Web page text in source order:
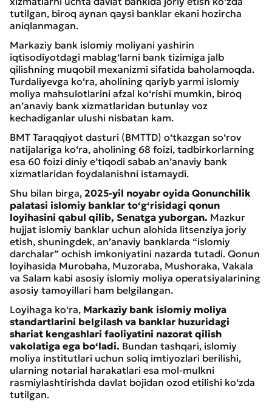
tutilgan, biroq aynan qaysi banklar ekani hozircha
aniqlanmagan.
Markaziy bank islomiy moliyani yashirin
iqtisodiyotdagi mablag‘larni bank tizimiga jalb
qilishning muqobil mexanizmi sifatida baholamoqda.
Turdaliyevga ko‘ra, aholining qariyb yarmi islomiy
moliya mahsulotlarini afzal ko‘rishi mumkin, biroq
an’anaviy bank xizmatlaridan butunlay voz
kechadiganlar ulushi nisbatan kam.
BMT Taraqqiyot dasturi (BMTTD) o‘tkazgan so‘rov
natijalariga ko‘ra, aholining 68 foizi, tadbirkorlarning
esa 60 foizi diniy e’tiqodi sabab an’anaviy bank
xizmatlaridan foydalanishni istamaydi.
Shu bilan birga, 2025-yil noyabr oyida Qonunchilik
palatasi islomiy banklar to‘g‘risidagi qonun
loyihasini qabul qilib, Senatga yuborgan. Mazkur
hujjat islomiy banklar uchun alohida litsenziya joriy
etish, shuningdek, an’anaviy banklarda “islomiy
darchalar” ochish imkoniyatini nazarda tutadi. Qonun
loyihasida Murobaha, Muzoraba, Mushoraka, Vakala
va Salam kabi asosiy islomiy moliya operatsiyalarining
asosiy tamoyillari ham belgilangan.
Loyihaga ko‘ra, Markaziy bank islomiy moliya
standartlarini belgilash va banklar huzuridagi
shariat kengashlari faoliyatini nazorat qilish
vakolatiga ega bo‘ladi. Bundan tashqari, islomiy
moliya institutlari uchun soliq imtiyozlari berilishi,
ularning notarial harakatlari esa mol-mulkni
rasmiylashtirishda davlat bojidan ozod etilishi ko‘zda
tutilgan.